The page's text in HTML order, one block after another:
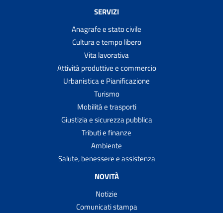
SERVIZI
Anagrafe e stato civile
Cultura e tempo libero
Vita lavorativa
Attività produttive e commercio
Urbanistica e Pianificazione
Turismo
Mobilità e trasporti
Giustizia e sicurezza pubblica
Tributi e finanze
Ambiente
Salute, benessere e assistenza
NOVITÀ
Notizie
Comunicati stampa